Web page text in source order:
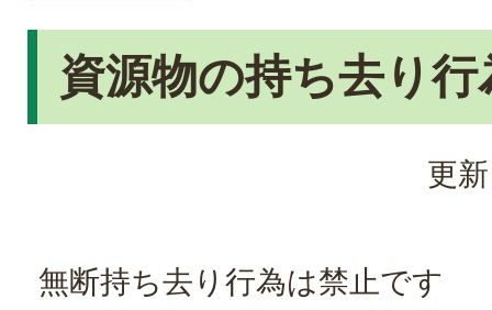
資源物の持ち去り
更
無断持ち去り行為は禁止です